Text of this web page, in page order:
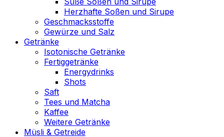
Herzhafte Soßen und Sirupe
Geschmacksstoffe
Gewürze und Salz
Getränke
Isotonische Getränke
Fertiggetränke
Energydrinks
Shots
Saft
Tees und Matcha
Kaffee
Weitere Getränke
Müsli & Getreide